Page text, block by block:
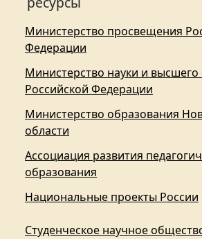
Министерство просвещения
Федерации
Министерство науки и
Российской Федерации
Министерство образования
области
Ассоциация развития
образования
Национальные проекты России
Студенческое научное